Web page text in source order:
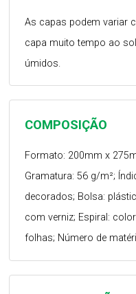
COMPOSIÇÃO
Formato: 200mm x
Gramatura: 56 g/m²;
decorados; Bolsa:
com verniz; Espiral:
folhas; Número de
As capas podem variar
capa muito tempo ao
úmidos.